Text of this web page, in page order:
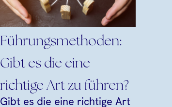
Führungsmethoden:
Gibt es die eine
richtige Art zu führen?
Gibt es die eine richtige Art